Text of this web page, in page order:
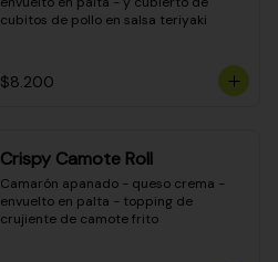
cubitos de pollo en salsa teriyaki
$8.200
Crispy Camote Roll
Camarón apanado - queso crema -
envuelto en palta - topping de
crujiente de camote frito